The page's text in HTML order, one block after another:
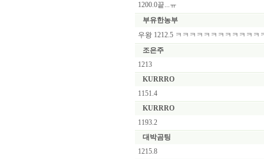
1200.0끝...ㅠ
부유한농부
우왕 1212.5 ㅋㅋㅋㅋㅋㅋㅋㅋㅋㅋㅋㅋ
조은주
1213
KURRRO
1151.4
KURRRO
1193.2
대박곰팅
1215.8